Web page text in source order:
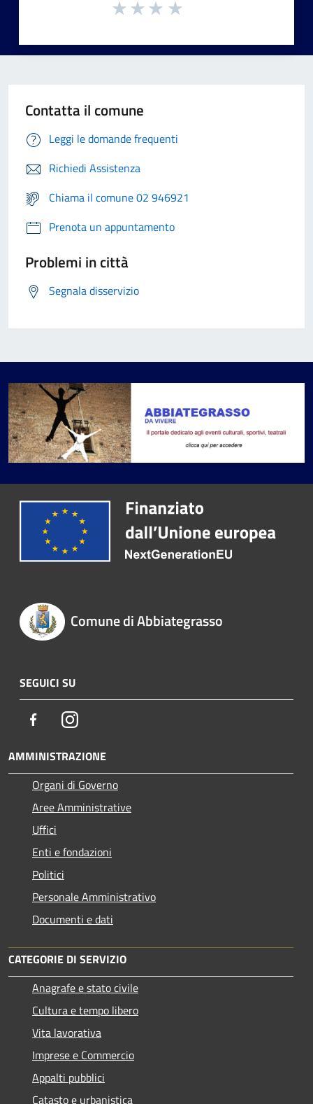
Contatta il comune
Leggi le domande frequenti
Richiedi Assistenza
Chiama il comune 02 946921
Prenota un appuntamento
Problemi in città
Segnala disservizio
Comune di Abbiategrasso
SEGUICI SU
FacebookInstagram
AMMINISTRAZIONE
Organi di Governo
Aree Amministrative
Uffici
Enti e fondazioni
Politici
Personale Amministrativo
Documenti e dati
CATEGORIE DI SERVIZIO
Anagrafe e stato civile
Cultura e tempo libero
Vita lavorativa
Imprese e Commercio
Appalti pubblici
Catasto e urbanistica